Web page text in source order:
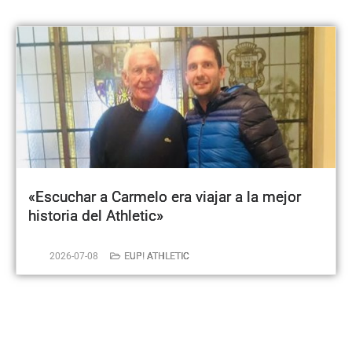
«Escuchar a Carmelo era viajar a la mejor
historia del Athletic»
2026-07-08 EUP! ATHLETIC